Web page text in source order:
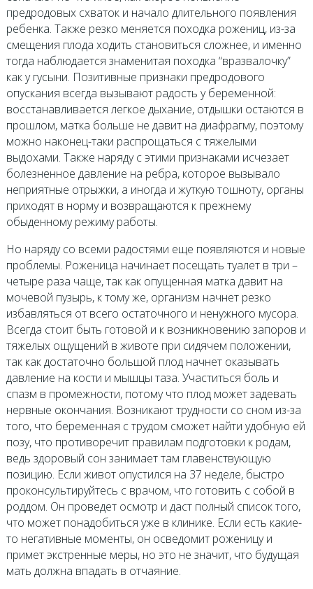
предродовых схваток и начало длительного появления
ребенка. Также резко меняется походка рожениц, из-за
смещения плода ходить становиться сложнее, и именно
тогда наблюдается знаменитая походка “вразвалочку”
как у гусыни. Позитивные признаки предродового
опускания всегда вызывают радость у беременной:
восстанавливается легкое дыхание, отдышки остаются в
прошлом, матка больше не давит на диафрагму, поэтому
можно наконец-таки распрощаться с тяжелыми
выдохами. Также наряду с этими признаками исчезает
болезненное давление на ребра, которое вызывало
неприятные отрыжки, а иногда и жуткую тошноту, органы
приходят в норму и возвращаются к прежнему
обыденному режиму работы.
Но наряду со всеми радостями еще появляются и новые
проблемы. Роженица начинает посещать туалет в три –
четыре раза чаще, так как опущенная матка давит на
мочевой пузырь, к тому же, организм начнет резко
избавляться от всего остаточного и ненужного мусора.
Всегда стоит быть готовой и к возникновению запоров и
тяжелых ощущений в животе при сидячем положении,
так как достаточно большой плод начнет оказывать
давление на кости и мышцы таза. Участиться боль и
спазм в промежности, потому что плод может задевать
нервные окончания. Возникают трудности со сном из-за
того, что беременная с трудом сможет найти удобную ей
позу, что противоречит правилам подготовки к родам,
ведь здоровый сон занимает там главенствующую
позицию. Если живот опустился на 37 неделе, быстро
проконсультируйтесь с врачом, что готовить с собой в
роддом. Он проведет осмотр и даст полный список того,
что может понадобиться уже в клинике. Если есть какие-
то негативные моменты, он осведомит роженицу и
примет экстренные меры, но это не значит, что будущая
мать должна впадать в отчаяние.